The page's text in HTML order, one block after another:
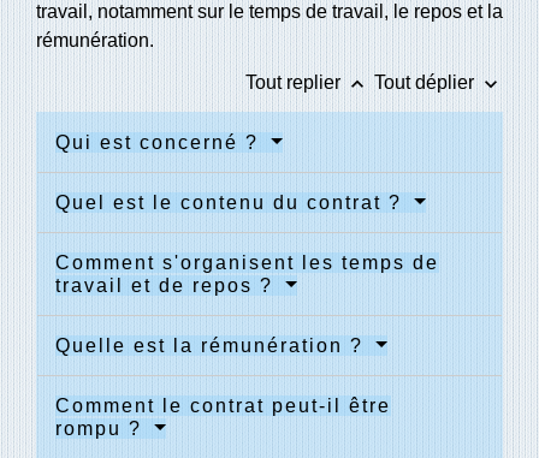
travail, notamment sur le temps de travail, le repos et la
rémunération.
Tout replier keyboard_arrow_up Tout déplier keyboard_arrow_down
Qui est concerné ?
Quel est le contenu du contrat ?
Comment s'organisent les temps de
travail et de repos ?
Quelle est la rémunération ?
Comment le contrat peut-il être
rompu ?